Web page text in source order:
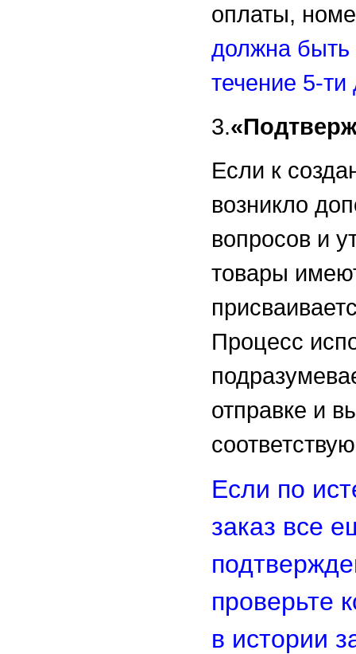
оплаты,
должна быть
течение 5-ти
3.
Если к
возникло
вопросов и
товары
Процесс
отправке и
Если по
заказ все
проверьте
в истории